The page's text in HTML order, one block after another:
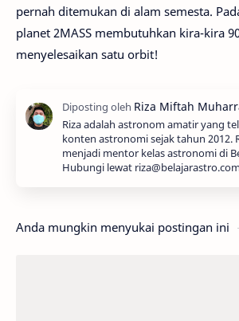
pernah ditemukan di alam semesta.
planet 2MASS membutuhkan kira-kira
menyelesaikan satu orbit!
Riza adalah astronom amatir yang
konten astronomi sejak tahun 2012.
menjadi mentor kelas astronomi di
Hubungi lewat
Anda mungkin menyukai postingan ini